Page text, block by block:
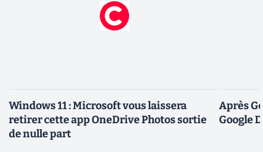
Windows 11 : Microsoft vous laissera
retirer cette app OneDrive Photos sortie
de nulle part
Après
Google